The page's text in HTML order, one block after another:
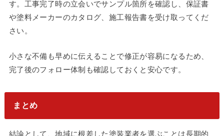
す。工事完了時の立会いでサンプル箇所を確認し、保証書
や塗料メーカーのカタログ、施工報告書を受け取ってくだ
さい。
小さな不備も早めに伝えることで修正が容易になるため、
完了後のフォロー体制も確認しておくと安心です。
まとめ
結論として、地域に根差した塗装業者を選ぶことは長期的